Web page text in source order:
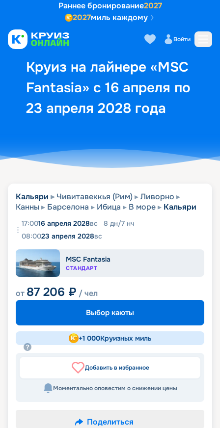
Раннее бронирование2027
2027миль каждому
Войти
Круиз на лайнере «MSC
Fantasia» с 16 апреля по
23 апреля 2028 года
Выбор кают Маршрут и
Кальяри Чивитавеккья (Рим)
Ливорно
Канны
Барселона Ибица В море Кальяри
17:0016 апреля 2028вс 8 дн/7 нч
08:0023 апреля 2028вс
MSC Fantasia
СТАНДАРТ
от 87 206 ₽ / чел
Выбор каюты
+1 000Круизных миль
Добавить в избранное
Моментально оповестим о снижении цены
Поделиться